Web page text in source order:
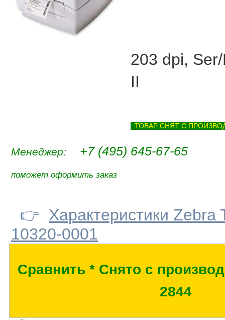
203 dpi,
II
ТОВАР СНЯТ С
Менеджер: +7 (495) 645-67-65
поможет оформить заказ
👉 Характеристики Zebra
10320-0001
Сравнить * Снято с
2844